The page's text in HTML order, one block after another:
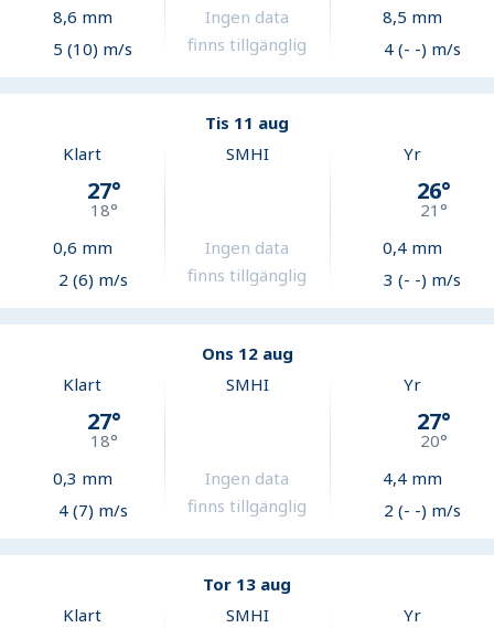
8,6 mm
5 (10) m/s
Ingen data
finns tillgänglig
8,5 mm
4 (- -) m/s
Tis 11 aug
Klart
27°
18°
0,6 mm
2 (6) m/s
SMHI
Ingen data
finns tillgänglig
Yr
26°
21°
0,4mm
3 (- -) m/s
Ons 12 aug
Klart
27°
18°
0,3 mm
4 (7) m/s
SMHI
Ingen data
finns tillgänglig
Yr
27°
20°
4,4mm
2 (- -) m/s
Tor 13 aug
Klart
SMHI Yr